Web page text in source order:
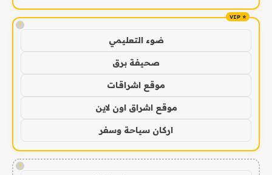
!
ضوء التعليمي
صحيفة برق
موقع اشراقات
موقع اشراق اون لاين
اركان سياحة وسفر
!